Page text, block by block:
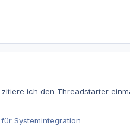
ich den Threadstarter
Systemintegration